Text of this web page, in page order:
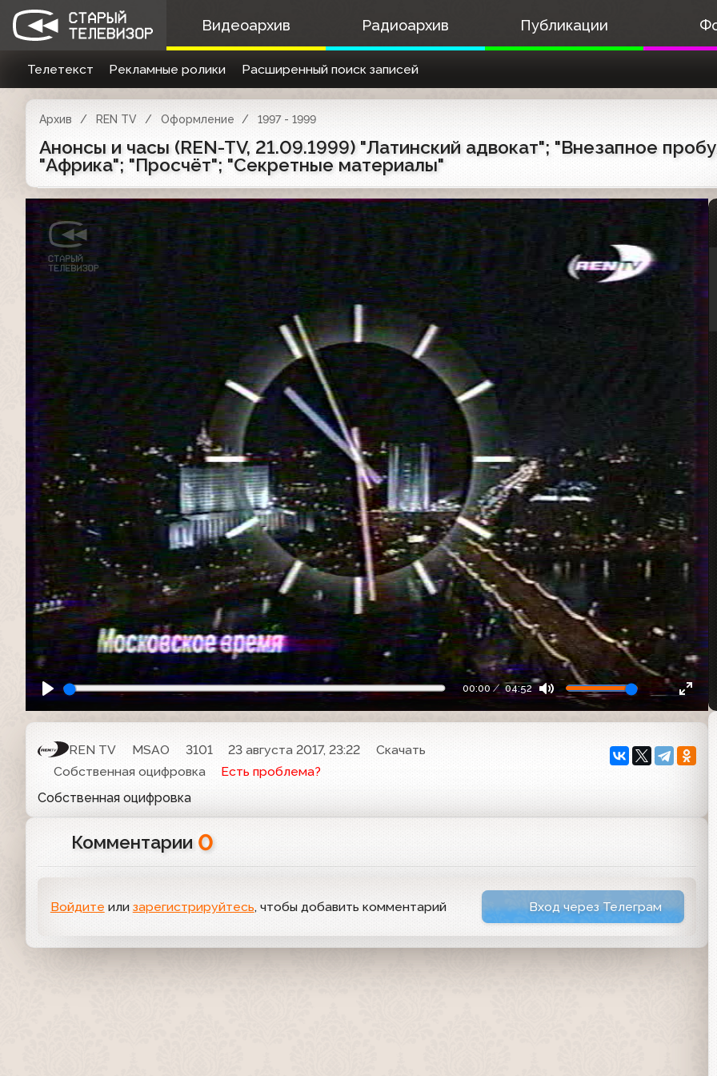
Видеоархив Радиоархив Публикации
Телетекст Рекламные ролики Расширенный поиск записей
Архив REN TV Оформление 1997 - 1999
Анонсы и часы (REN-TV, 21.09.1999) "Латинский адвокат"; "Внезапное
"Африка"; "Просчёт"; "Секретные материалы"
00:00 04:52
REN TV MSAO 3101 23 августа 2017, 23:22
Скачать
Собственная оцифровка
Есть проблема?
Собственная оцифровка
Комментарии 0
Войдите или зарегистрируйтесь, чтобы добавить комментарий Вход через Телеграм